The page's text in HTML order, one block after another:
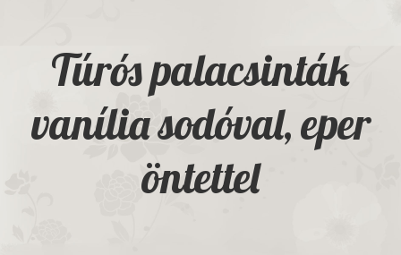
Túrós palacsinták
vanília sodóval, eper
öntettel